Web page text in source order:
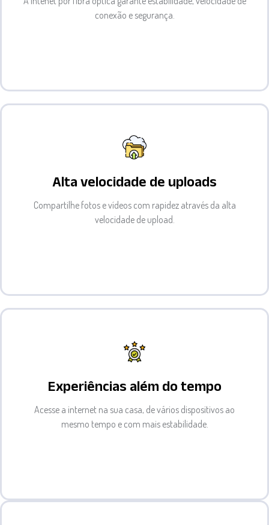
conexão e segurança.
Alta velocidade de uploads
Compartilhe fotos e vídeos com rapidez através da alta
velocidade de upload.
Experiências além do tempo
Acesse a internet na sua casa, de vários dispositivos ao
mesmo tempo e com mais estabilidade.